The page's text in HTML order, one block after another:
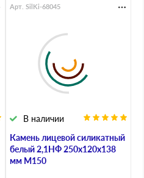
Камень лицевой силикатный
белый 2,1НФ 250х120х138
мм М150
В наличии
Арт. SilKi-68045